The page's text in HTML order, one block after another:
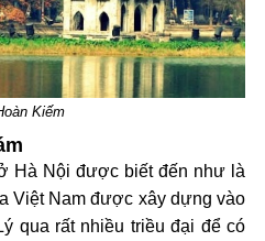
Kiếm
Hà Nội được biết đến như là
Việt Nam được xây dựng vào
qua rất nhiều triều đại để có